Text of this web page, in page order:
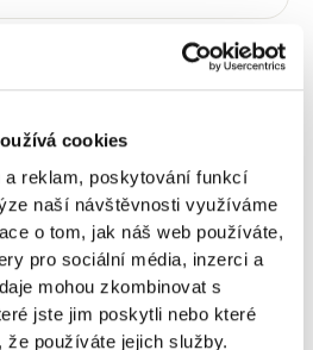
cookies
a reklam, poskytování funkcí
naší návštěvnosti využíváme
o tom, jak náš web používáte,
pro sociální média, inzerci a
mohou zkombinovat s
jste jim poskytli nebo které
používáte jejich služby.